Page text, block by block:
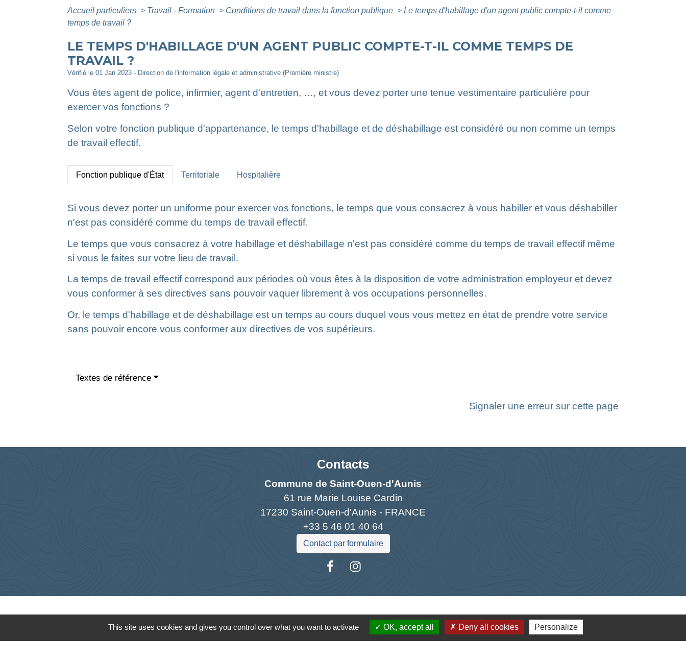
Accueil particuliers > Travail - Formation > Conditions de travail dans la fonction publique > Le temps d'habillage d'un agent public compte-t-il comme
temps de travail ?
LE TEMPS D'HABILLAGE D'UN AGENT PUBLIC COMPTE-T-IL COMME TEMPS DE
TRAVAIL ?
Vérifié le 01 Jan 2023 - Direction de l'information légale et administrative (Première ministre)
Vous êtes agent de police, infirmier, agent d'entretien, …, et vous devez porter une tenue vestimentaire particulière pour
exercer vos fonctions ?
Selon votre fonction publique d'appartenance, le temps d'habillage et de déshabillage est considéré ou non comme un temps
de travail effectif.
Fonction publique d'État Territoriale Hospitalière
Si vous devez porter un uniforme pour exercer vos fonctions, le temps que vous consacrez à vous habiller et vous déshabiller
n'est pas considéré comme du temps de travail effectif.
Le temps que vous consacrez à votre habillage et déshabillage n'est pas considéré comme du temps de travail effectif même
si vous le faites sur votre lieu de travail.
La temps de travail effectif correspond aux périodes où vous êtes à la disposition de votre administration employeur et devez
vous conformer à ses directives sans pouvoir vaquer librement à vos occupations personnelles.
Or, le temps d'habillage et de déshabillage est un temps au cours duquel vous vous mettez en état de prendre votre service
sans pouvoir encore vous conformer aux directives de vos supérieurs.
Textes de référence
Signaler une erreur sur cette page
Contacts
Commune de Saint-Ouen-d'Aunis
61 rue Marie Louise Cardin
17230 Saint-Ouen-d'Aunis - FRANCE
+33 5 46 01 40 64
Contact par formulaire
Cyclad
This site uses cookies and gives you control over what you want to activate OK, accept all Deny all cookies Personalize